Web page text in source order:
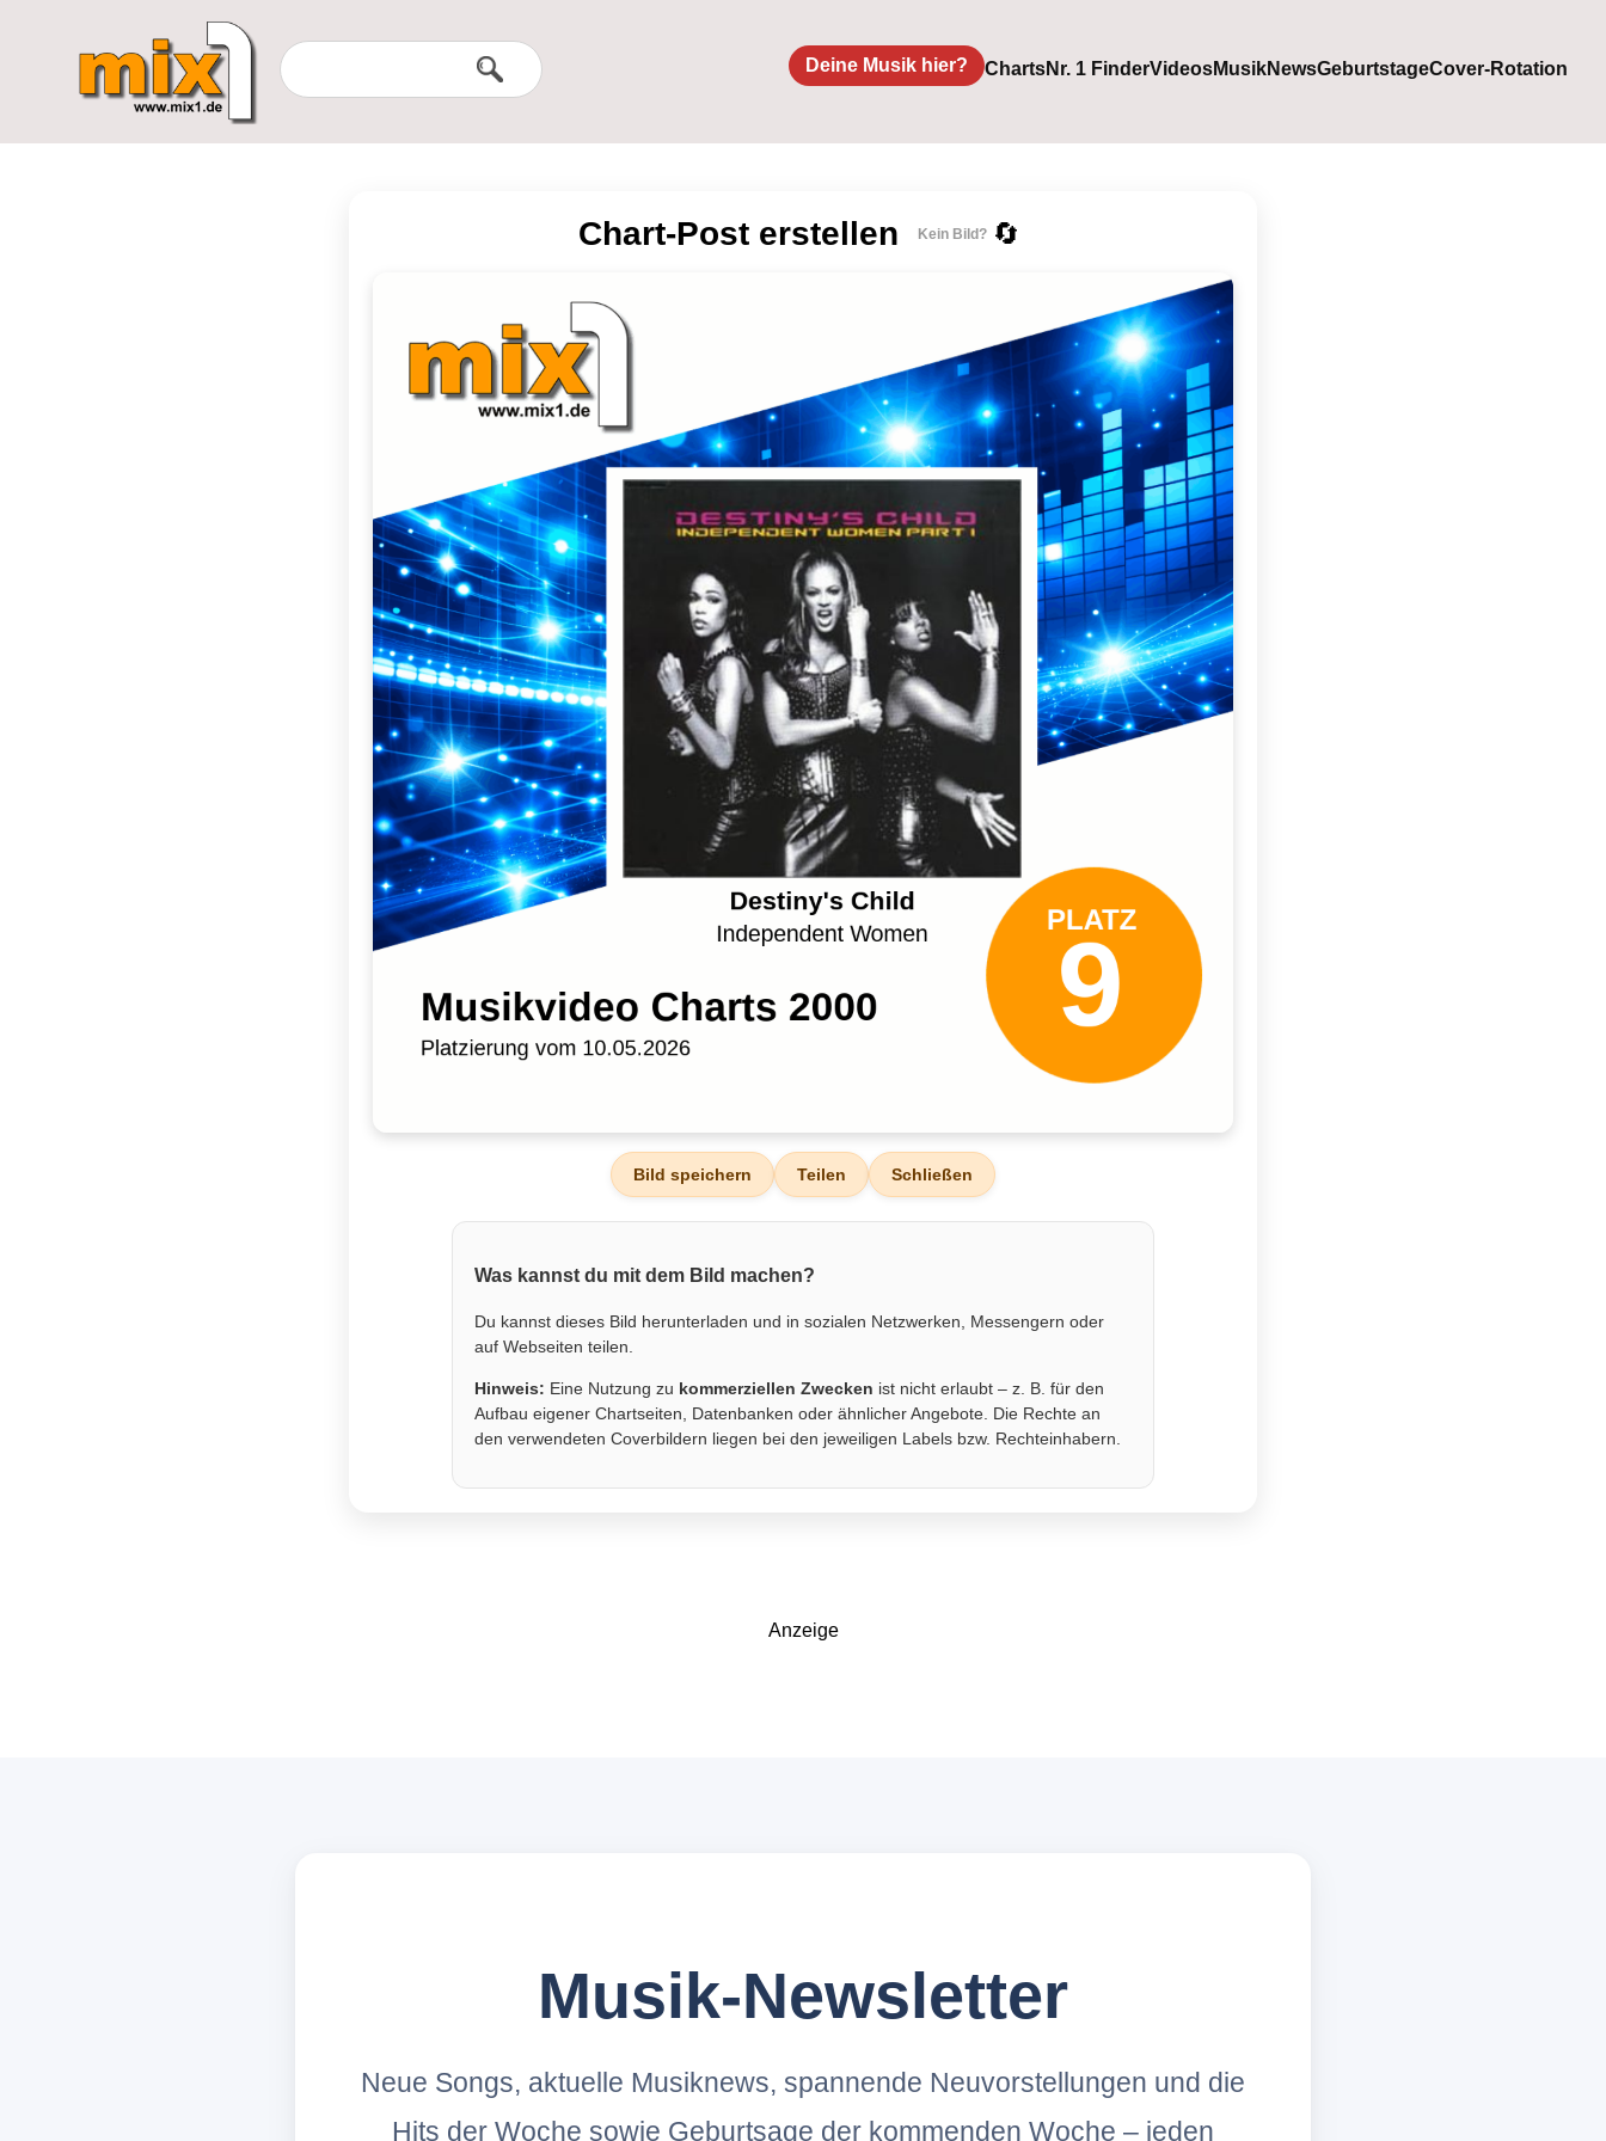
Deine Musik hier? ChartsNr. 1 FinderVideosMusikNewsGeburtstageCover-Rotation
Chart-Post erstellen Kein Bild? 🔄
Bild speichern Teilen Schließen
Was kannst du mit dem Bild machen?
Du kannst dieses Bild herunterladen und in sozialen Netzwerken, Messengern oder
auf Webseiten teilen.
Hinweis: Eine Nutzung zu kommerziellen Zwecken ist nicht erlaubt – z. B. für den
Aufbau eigener Chartseiten, Datenbanken oder ähnlicher Angebote. Die Rechte an
den verwendeten Coverbildern liegen bei den jeweiligen Labels bzw. Rechteinhabern.
Anzeige
Musik-Newsletter
Neue Songs, aktuelle Musiknews, spannende Neuvorstellungen und die
Hits der Woche sowie Geburtsage der kommenden Woche – jeden